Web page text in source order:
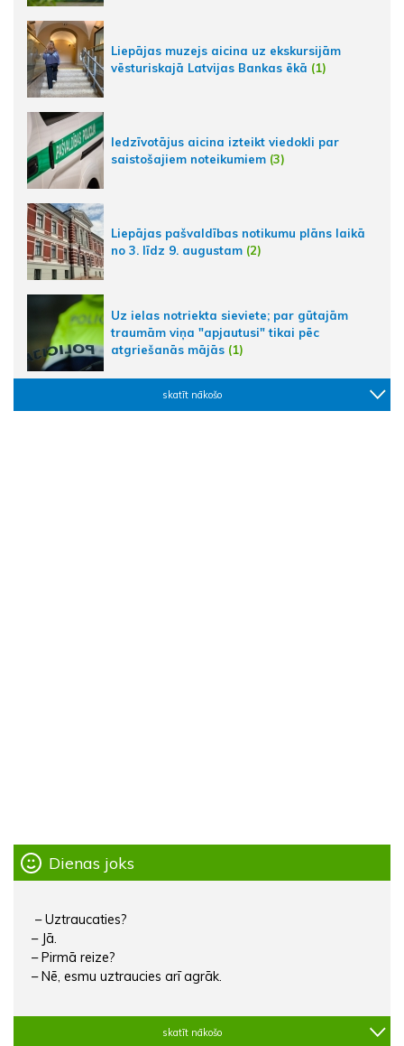
Liepājas muzejs aicina uz ekskursijām
vēsturiskajā Latvijas Bankas ēkā (1)
Iedzīvotājus aicina izteikt viedokli par
saistošajiem noteikumiem (3)
Liepājas pašvaldības notikumu plāns laikā
no 3. līdz 9. augustam (2)
Uz ielas notriekta sieviete; par gūtajām
traumām viņa "apjautusi" tikai pēc
atgriešanās mājās (1)
skatīt nākošo
Dienas joks
– Uztraucaties?
– Jā.
– Pirmā reize?
– Nē, esmu uztraucies arī agrāk.
skatīt nākošo